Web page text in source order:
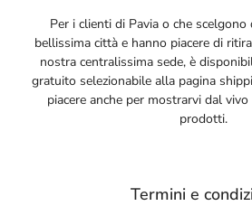
Per i clienti di Pavia o che
bellissima città e hanno piacere di
nostra centralissima sede, è
gratuito selezionabile alla pagina
piacere anche per mostrarvi dal
prodotti.
Termini e